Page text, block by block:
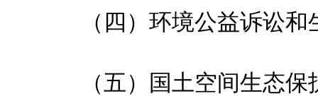
（四）环境公益诉讼和
（五）国土空间生态保